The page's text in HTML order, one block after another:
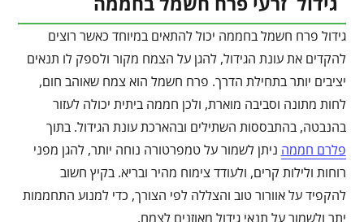
גידול פרח חשמל בחממה יכול להתאים במיוחד כאשר רוצים
להקדים את עונת הגידול, להגן על הצמח מקור ולספק לו תנאים
יציבים יותר בתחילת הדרך. פרח חשמל הוא צמח שאוהב חום,
לחות מתונה וסביבה מוארת, ולכן חממה ביתית יכולה לעזור
בהנבטה, בהתבססות השתילים ובהארכת עונת הגידול. בתוך
פלרם חממה ניתן לשמור על טמפרטורה נוחה יותר, להגן מפני
רוחות ולילות קרים, ולעודד צימוח מהיר ובריא. בקיץ חשוב
להקפיד על אוורור טוב והצללה לפי הצורך, כדי למנוע התחממות
יתר ולשמור על תנאי גידול מאוזנים לצמח.